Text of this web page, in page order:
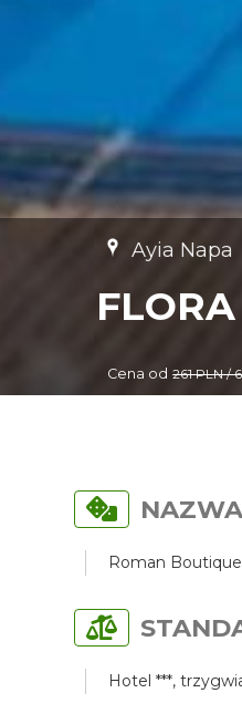
Ayia Napa
Cena od 261 PLN /
Roman
Hotel ***,